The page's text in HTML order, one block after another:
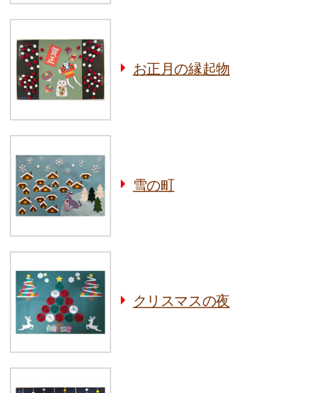
お正月の縁起物
雪の町
クリスマスの夜